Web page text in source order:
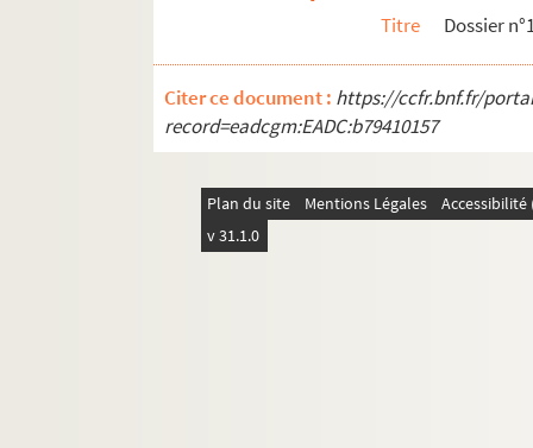
Titre Dossier
Citer ce document : https://ccfr.bnf.fr/
record=eadcgm:EADC:b79410157
Plan du site Mentions Légales
v 31.1.0